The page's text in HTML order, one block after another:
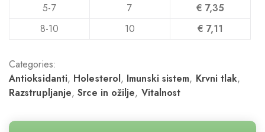
5-7
7 € 7,35
8-10
10 € 7,11
Categories:
Antioksidanti, Holesterol, Imunski sistem, Krvni tlak,
Razstrupljanje,Srce in ožilje, Vitalnost